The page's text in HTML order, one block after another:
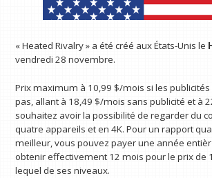
« Heated Rivalry » a été créé aux États-Unis le
vendredi 28 novembre.
Prix ​​maximum à 10,99 $/mois si les
pas, allant à 18,49 $/mois sans publicité et à
souhaitez avoir la possibilité de regarder du
quatre appareils et en 4K. Pour un rapport
meilleur, vous pouvez payer une année
obtenir effectivement 12 mois pour le prix de
lequel de ses niveaux.